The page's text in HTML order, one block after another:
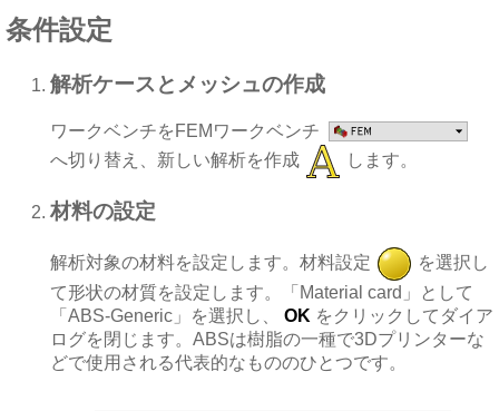
条件設定
解析ケースとメッシュの作成
ワークベンチをFEMワークベンチ
へ切り替え、新しい解析を作成
します。
材料の設定
解析対象の材料を設定します。材料設定
を選択し
て形状の材質を設定します。「Material card」として
「ABS-Generic」を選択し、
OK をクリックしてダイア
ログを閉じます。ABSは樹脂の一種で3Dプリンターな
どで使用される代表的なもののひとつです。